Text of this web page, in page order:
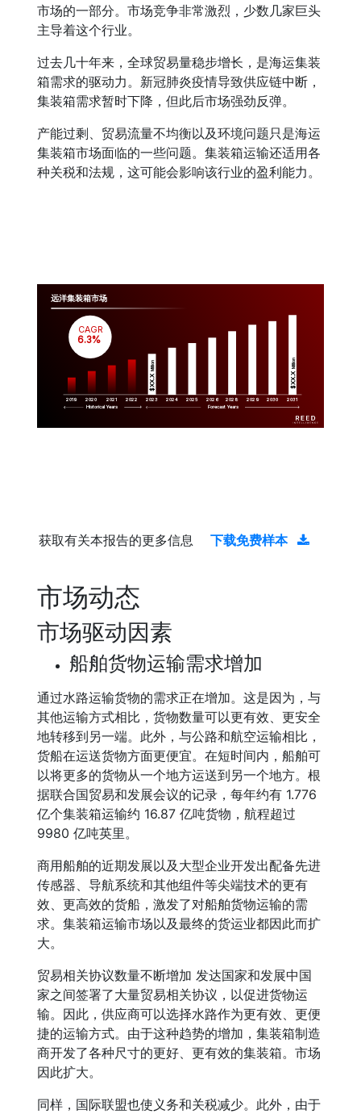
市场的一部分。市场竞争非常激烈，少数几家巨头
主导着这个行业。
过去几十年来，全球贸易量稳步增长，是海运集装
箱需求的驱动力。新冠肺炎疫情导致供应链中断，
集装箱需求暂时下降，但此后市场强劲反弹。
产能过剩、贸易流量不均衡以及环境问题只是海运
集装箱市场面临的一些问题。集装箱运输还适用各
种关税和法规，这可能会影响该行业的盈利能力。
远洋集装箱市场
2019 2020 2021 2022 2023 2024 2025 2026 2028 2029 2030 2031
$XX.X
Million
$XX.X
Million
CAGR
6.3%
Historical Years Forecast Years
获取有关本报告的更多信息 下载免费样本
市场动态
市场驱动因素
船舶货物运输需求增加
通过水路运输货物的需求正在增加。这是因为，与
其他运输方式相比，货物数量可以更有效、更安全
地转移到另一端。此外，与公路和航空运输相比，
货船在运送货物方面更便宜。在短时间内，船舶可
以将更多的货物从一个地方运送到另一个地方。根
据联合国贸易和发展会议的记录，每年约有 1.776
亿个集装箱运输约 16.87 亿吨货物，航程超过
9980 亿吨英里。
商用船舶的近期发展以及大型企业开发出配备先进
传感器、导航系统和其他组件等尖端技术的更有
效、更高效的货船，激发了对船舶货物运输的需
求。集装箱运输市场以及最终的货运业都因此而扩
大。
贸易相关协议数量不断增加 发达国家和发展中国
家之间签署了大量贸易相关协议，以促进货物运
输。因此，供应商可以选择水路作为更有效、更便
捷的运输方式。由于这种趋势的增加，集装箱制造
商开发了各种尺寸的更好、更有效的集装箱。市场
因此扩大。
同样，国际联盟也使义务和关税减少。此外，由于